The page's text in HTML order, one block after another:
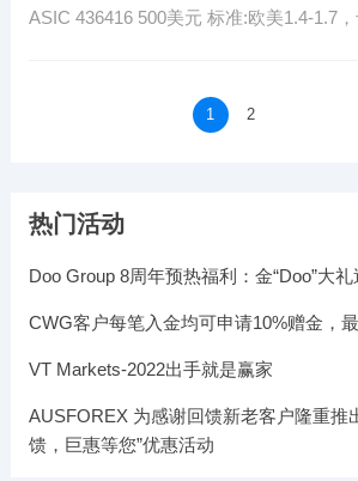
ASIC 436416 500美元 标准:欧美1.4-1.7
页
1 2
热门活动
Doo Group 8周年预热福利：金“Doo”大
CWG客户每笔入金均可申请10%赠金，
VT Markets-2022出手就是赢家
AUSFOREX 为感谢回馈新老客户隆重推
馈，巨惠等您”优惠活动